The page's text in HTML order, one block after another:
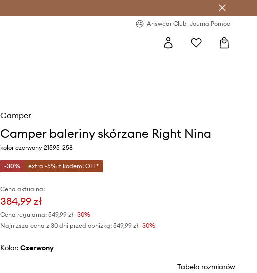
Answear Club JournalPomoc
Camper
Camper baleriny skórzane Right Nina
kolor czerwony 21595-258
-30% extra -5% z kodem: OFF*
Cena aktualna:
384,99 zł
Cena regularna: 549,99 zł-30%
Najniższa cena z 30 dni przed obniżką: 549,99 zł -30%
Kolor: czerwony
Tabela rozmiarów